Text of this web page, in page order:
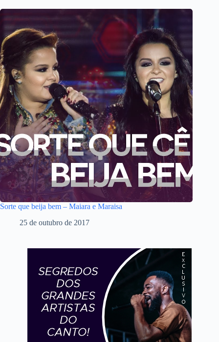
Sorte que beija bem – Maiara e Maraisa
25 de outubro de 2017